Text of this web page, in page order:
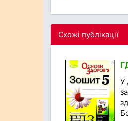
Схожі публікації
У